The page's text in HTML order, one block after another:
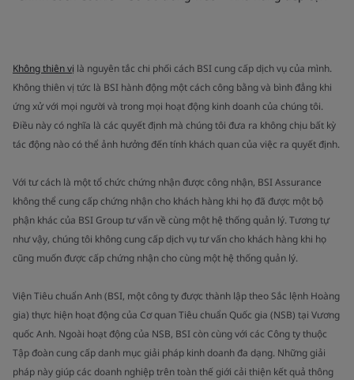
Không thiên vị là nguyên tắc chi phối cách BSI cung cấp dịch vụ của mình.
Không thiên vị tức là BSI hành động một cách công bằng và bình đẳng khi
ứng xử với mọi người và trong mọi hoạt động kinh doanh của chúng tôi.
Điều này có nghĩa là các quyết định mà chúng tôi đưa ra không chịu bất kỳ
tác động nào có thể ảnh hưởng đến tính khách quan của việc ra quyết định.
Với tư cách là một tổ chức chứng nhận được công nhận, BSI Assurance
không thể cung cấp chứng nhận cho khách hàng khi họ đã được một bộ
phận khác của BSI Group tư vấn về cùng một hệ thống quản lý. Tương tự
như vậy, chúng tôi không cung cấp dịch vụ tư vấn cho khách hàng khi họ
cũng muốn được cấp chứng nhận cho cùng một hệ thống quản lý.
Viện Tiêu chuẩn Anh (BSI, một công ty được thành lập theo Sắc lệnh Hoàng
gia) thực hiện hoạt động của Cơ quan Tiêu chuẩn Quốc gia (NSB) tại Vương
quốc Anh. Ngoài hoạt động của NSB, BSI còn cùng với các Công ty thuộc
Tập đoàn cung cấp danh mục giải pháp kinh doanh đa dạng. Những giải
pháp này giúp các doanh nghiệp trên toàn thế giới cải thiện kết quả thông